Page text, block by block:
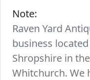
Note:
Raven Yard
business
Shropshire in
Whitchurch. We